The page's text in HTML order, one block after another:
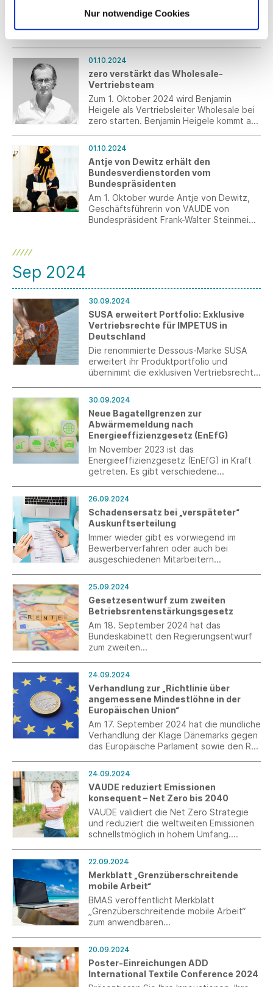
Nur notwendige Cookies
zweckmäßig sein kann, auf einen
vorherigen Antrag auf Ausstellung der
A1-Bescheinigung zu verzichten und
Zusammen mit dem
Beratungsunternehmen be-lean und dem
Ingenieurbüro Philippeit hat das
Leitfaden entwickelt, um Scope-3-
Emissionen zu bewerten und zu
reduzieren.
01.10.2024
zero verstärkt das Wholesale-
Vertriebsteam
Zum 1. Oktober 2024 wird Benjamin
Heigele als Vertriebsleiter Wholesale bei
zero starten. Benjamin Heigele kommt aus
bestehende Wholesale-Team um Anja
Wassenaar und Bernd Brodrick in Bremen
ergänzen.
01.10.2024
Antje von Dewitz erhält den
Bundesverdienstorden vom
Bundespräsidenten
Am 1. Oktober wurde Antje von Dewitz,
Geschäftsführerin von VAUDE von
Bundespräsident Frank-Walter Steinmeier
nachhaltiges und soziales
auf höchster staatlicher Ebene.
Sep 2024
30.09.2024
SUSA erweitert Portfolio: Exklusive
Vertriebsrechte für IMPETUS in
Deutschland
Die renommierte Dessous-Marke SUSA
erweitert ihr Produktportfolio und
übernimmt die exklusiven Vertriebsrechte
30.09.2024
Neue Bagatellgrenzen zur
Abwärmemeldung nach
Energieeffizienzgesetz (EnEfG)
Im November 2023 ist das
Energieeffizienzgesetz (EnEfG) in Kraft
getreten. Es gibt verschiedene
erstmals zum 1. Januar 2025. Anfang
August 2024 wurden nun im aktualisierten
BAFA-Merkblatt neue Bagatellgrenzen
veröffentlicht.
26.09.2024
Schadensersatz bei „verspäteter“
Auskunftserteilung
Immer wieder gibt es vorwiegend im
Bewerberverfahren oder auch bei
ausgeschiedenen Mitarbeitern
25.09.2024
Gesetzesentwurf zum zweiten
Betriebsrentenstärkungsgesetz
Am 18. September 2024 hat das
Bundeskabinett den Regierungsentwurf
zum zweiten
24.09.2024
Verhandlung zur „Richtlinie über
angemessene Mindestlöhne in der
Europäischen Union“
Am 17. September 2024 hat die mündliche
Verhandlung der Klage Dänemarks gegen
das Europäische Parlament sowie den Rat
24.09.2024
VAUDE reduziert Emissionen
konsequent – Net Zero bis 2040
VAUDE validiert die Net Zero Strategie
und reduziert die weltweiten Emissionen
schnellstmöglich in hohem Umfang.
22.09.2024
Merkblatt „Grenzüberschreitende
mobile Arbeit“
BMAS veröffentlicht Merkblatt
„Grenzüberschreitende mobile Arbeit“
zum anwendbaren
und Schweiz).
20.09.2024
Poster-Einreichungen ADD
International Textile Conference 2024